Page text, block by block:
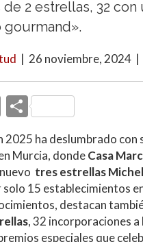
2 estrellas, 32 con
| 26 noviembre, 2024 |
T
w
itt
er
C
o
m
p
ar
ti
2025 ha deslumbrado con
Murcia, dondeCasa
tres estrellas
15 establecimientos
destacan
, 32 incorporaciones a
especiales que